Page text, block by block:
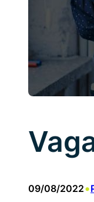
09/08/2022•